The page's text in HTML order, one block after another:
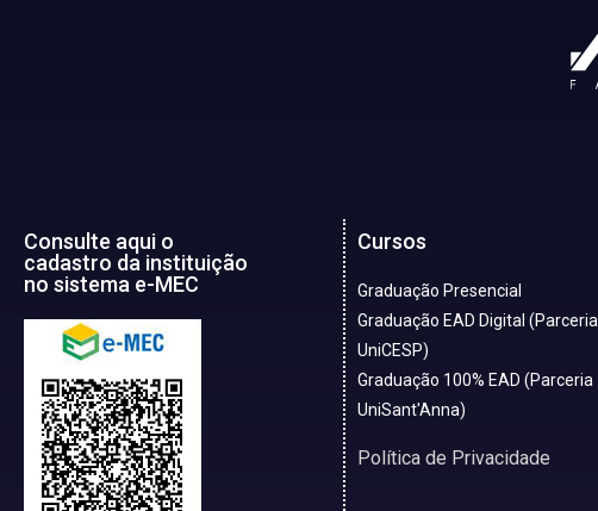
Consulte aqui o
cadastro da instituição
no sistema e-MEC
Cursos
Graduação Presencial
Graduação EAD Digital (Parceria
UniCESP)
Graduação 100% EAD (Parceria
UniSant'Anna)
Política de Privacidade